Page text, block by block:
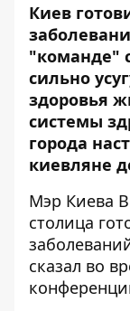
Киев
"команде"
сильно
здоровья
системы
города
киевляне
Мэр Киева
столица
сказал во